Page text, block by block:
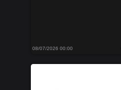
08/07/2026 00:00